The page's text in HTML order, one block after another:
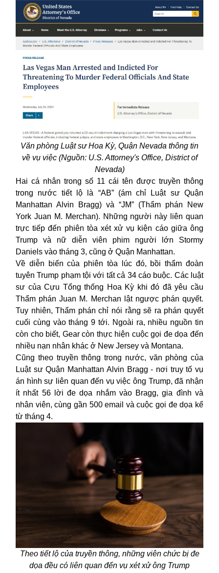
Văn phòng Luật sư Hoa Kỳ, Quận Nevada thông tin
về vụ việc (Nguồn: U.S. Attorney's Office, District of
Nevada)
Hai cá nhân trong số 11 cái tên được truyền thông
trong nước tiết lộ là “AB” (ám chỉ Luật sư Quận
Manhattan Alvin Bragg) và “JM” (Thẩm phán New
York Juan M. Merchan). Những người này liên quan
trực tiếp đến phiên tòa xét xử vụ kiện cáo giữa ông
Trump và nữ diễn viên phim người lớn Stormy
Daniels vào tháng 3, cũng ở Quận Manhattan.
Về diễn biến của phiên tòa lúc đó, bồi thẩm đoàn
tuyênTrump phạm tội với tất cả 34 cáo buộc. Các luật
sư của Cựu Tổng thống Hoa Kỳ khi đó đã yêu cầu
Thẩm phán Juan M. Merchan lật ngược phán quyết.
Tuy nhiên, Thẩm phán chỉ nói rằng sẽ ra phán quyết
cuối cùng vào tháng 9 tới. Ngoài ra, nhiều nguồn tin
còn cho biết, Gear còn thực hiện cuộc gọi đe dọa đến
nhiều nạn nhân khác ở New Jersey và Montana.
Cũng theo truyền thông trong nước, văn phòng của
Luật sư Quận Manhattan Alvin Bragg - nơi truy tố vụ
án hình sự liên quan đến vụ việc ông Trump, đã nhận
ít nhất 56 lời đe dọa nhắm vào Bragg, gia đình và
nhân viên, cùng gần 500 email và cuộc gọi đe dọa kể
từ tháng 4.
Theo tiết lộ của truyền thông, những viên chức bị đe
dọa đều có liên quan đến vụ xét xử ông Trump